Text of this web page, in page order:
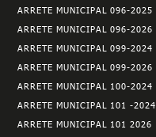
ARRETE MUNICIPAL 096-2025
ARRETE MUNICIPAL 096-2026
ARRETE MUNICIPAL 099-2024
ARRETE MUNICIPAL 099-2026
ARRETE MUNICIPAL 100-2024
ARRETE MUNICIPAL 101 -2024
ARRETE MUNICIPAL 101 2026